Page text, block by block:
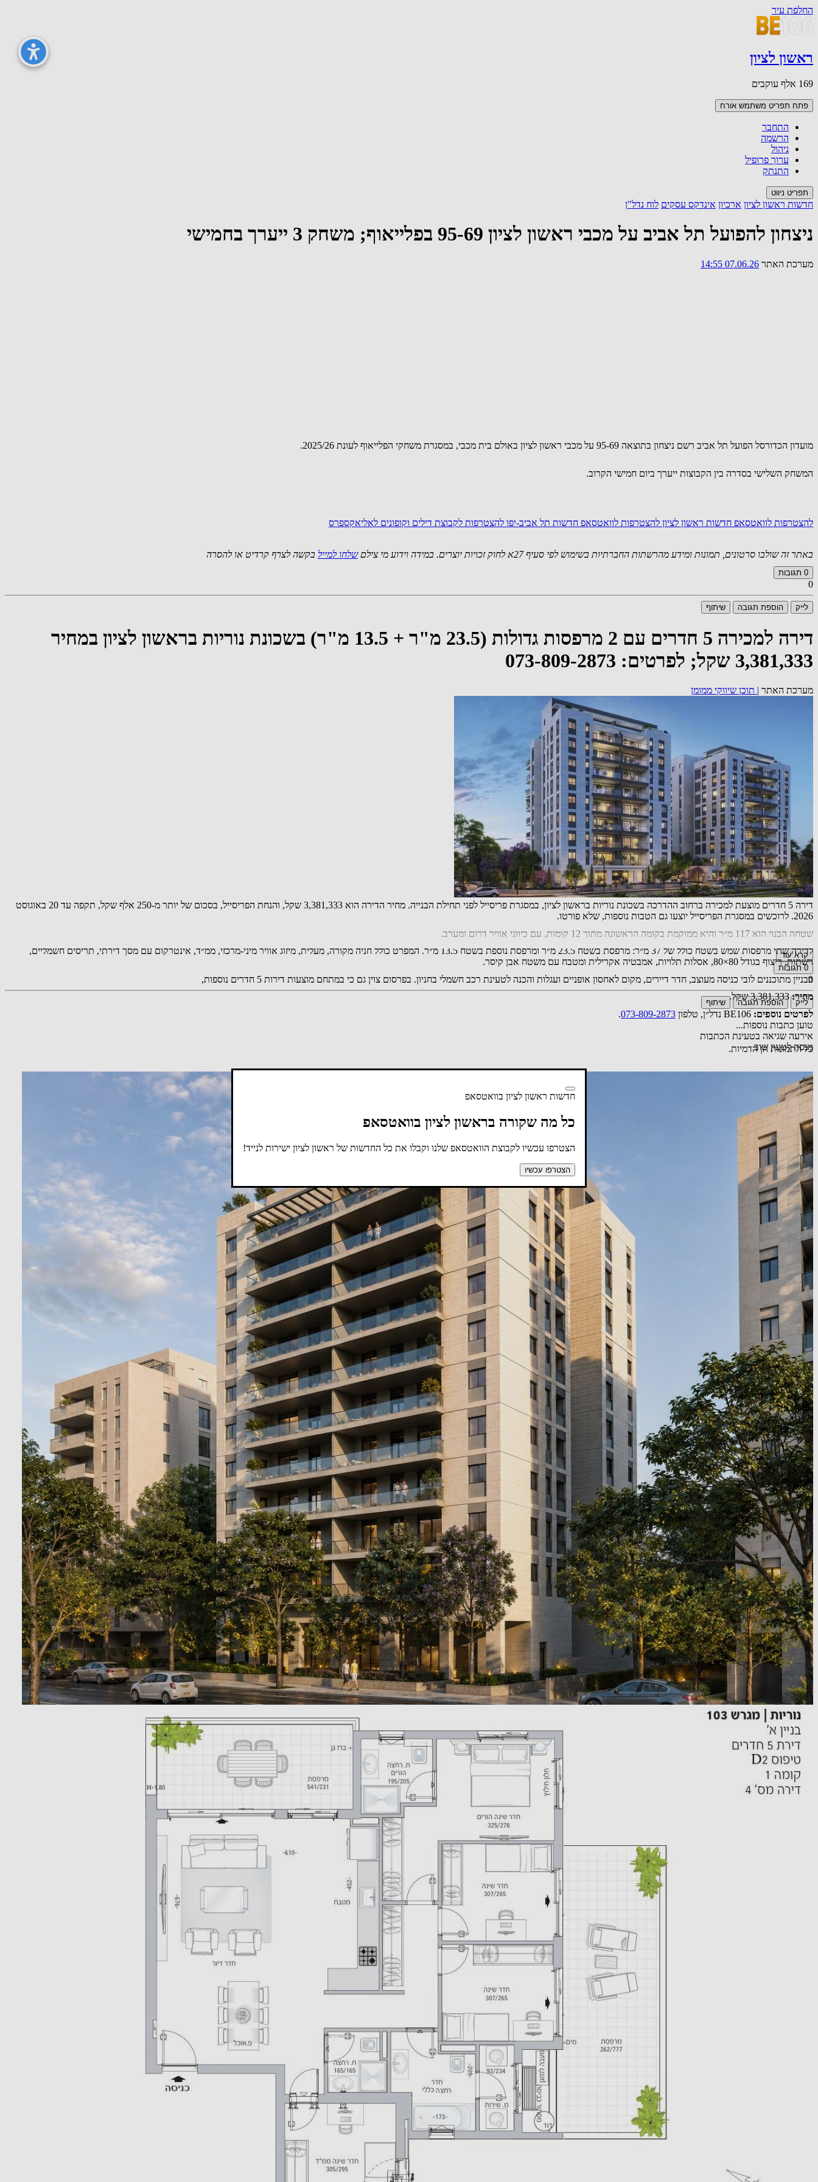
החלפת עיר
ראשון לציון
169 אלף עוקבים
פתח תפריט משתמש אורח
התחבר
הרשמה
ניהול
ערוך פרופיל
התנתק
תפריט ניווט
חדשות ראשון לציון ארכיון אינדקס עסקים לוח נדל"ן
ניצחון להפועל תל אביב על מכבי ראשון לציון 95-69 בפלייאוף; משחק 3 ייערך בחמישי
מערכת האתר 07.06.26 14:55
מועדון הכדורסל הפועל תל אביב רשם ניצחון בתוצאה 95-69 על מכבי ראשון לציון באולם בית מכבי, במסגרת משחקי הפלייאוף לעונת 2025/26.
המשחק השלישי בסדרה בין הקבוצות ייערך ביום חמישי הקרוב.
להצטרפות לוואטסאפ חדשות ראשון לציון להצטרפות לוואטסאפ חדשות תל אביב-יפו להצטרפות לקבוצת דילים וקופונים לאליאקספרס
באתר זה שולבו סרטונים, תמונות ומידע מהרשתות החברתיות בשימוש לפי סעיף 27א לחוק זכויות יוצרים. במידה וידוע מי צילם שלחו למייל בקשה לצרף קרדיט או להסרה
0 תגובות
0
לייק הוספת תגובה שיתוף
דירה למכירה 5 חדרים עם 2 מרפסות גדולות (23.5 מ"ר + 13.5 מ"ר) בשכונת נוריות בראשון לציון במחיר
3,381,333 שקל; לפרטים: 073-809-2873
מערכת האתר | תוכן שיווקי ממומן
דירה 5 חדרים מוצעת למכירה ברחוב ההדרכה בשכונת נוריות בראשון לציון, במסגרת פריסייל לפני תחילת הבנייה. מחיר הדירה הוא 3,381,333 שקל, והנחת הפריסייל, בסכום של יותר מ-250 אלף שקל, תקפה עד 20 באוגוסט
2026. לרוכשים במסגרת הפריסייל יוצעו גם הטבות נוספות, שלא פורטו.
שטחה הבנוי הוא 117 מ״ר והיא ממוקמת בקומה הראשונה מתוך 12 קומות, עם כיווני אוויר דרום ומערב.
לדירה שתי מרפסות שמש בשטח כולל של 37 מ״ר: מרפסת בשטח 23.5 מ״ר ומרפסת נוספת בשטח 13.5 מ״ר. המפרט כולל חניה מקורה, מעלית, מיזוג אוויר מיני-מרכזי, ממ״ד, אינטרקום עם מסך דירתי, תריסים חשמליים,
רשתות, ריצוף בגודל 80×80, אסלות תלויות, אמבטיה אקרילית ומטבח עם משטח אבן קיסר.
בבניין מתוכננים לובי כניסה מעוצב, חדר דיירים, מקום לאחסון אופניים ועגלות והכנה לטעינת רכב חשמלי בחניון. בפרסום צוין גם כי במתחם מוצעות דירות 5 חדרים נוספות,
מחיר:3,381,333 שקל.
לפרטים נוספים:
073-809-2873
.
כל התמונות הן הדמיות.
קרא עוד
0תגובות
0
לייק הוספת תגובה שיתוף
טוען כתבות נוספות...
אירעה שגיאה בטעינת הכתבות
מנסה לטעון שוב
חדשות ראשון לציון בוואטסאפ
כל מה שקורה בראשון לציון בוואטסאפ
הצטרפו עכשיו לקבוצת הוואטסאפ שלנו וקבלו את כל החדשות של ראשון לציון ישירות לנייד!
הצטרפו עכשיו